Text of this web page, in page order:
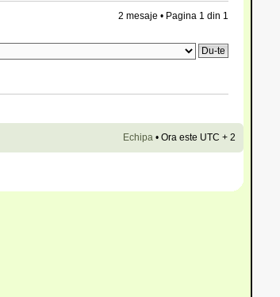
2 mesaje • Pagina 1 din 1
Echipa• Ora este UTC + 2